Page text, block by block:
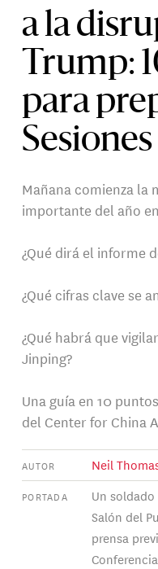
a la
Trump:
para
Sesiones
Mañana comienza la
importante del año
¿Qué dirá el informe
¿Qué cifras clave se
¿Qué habrá que
Jinping?
Una guía en 10
del Center for China
AUTOR Neil
PORTADA
Un
Salón del
prensa